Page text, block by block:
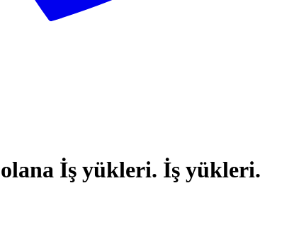
İş yükleri. İş yükleri.